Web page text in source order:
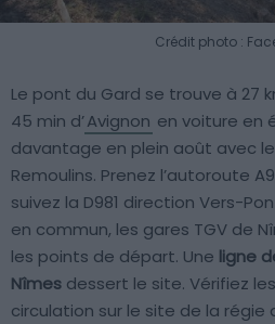
Crédit photo :
Le pont du Gard se trouve à 27
45 min d’Avignon en voiture en
davantage en plein août avec
Remoulins. Prenez l’autoroute
suivez la D981 direction Vers-
en commun, les gares TGV de
les points de départ. Une ligne
Nîmes dessert le site. Vérifiez
circulation sur le site de la